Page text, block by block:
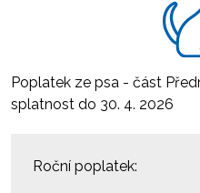
Poplatek ze psa - část
splatnost do 30. 4. 2026
Roční poplatek: